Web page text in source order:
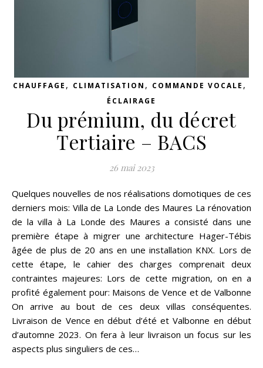
CHAUFFAGE , CLIMATISATION , COMMANDE VOCALE ,
ÉCLAIRAGE
Du prémium, du décret
Tertiaire – BACS
26 mai 2023
Quelques nouvelles de nos réalisations domotiques de ces
derniers mois: Villa de La Londe des Maures La rénovation
de la villa à La Londe des Maures a consisté dans une
première étape à migrer une architecture Hager-Tébis
âgée de plus de 20 ans en une installation KNX. Lors de
cette étape, le cahier des charges comprenait deux
contraintes majeures: Lors de cette migration, on en a
profité également pour: Maisons de Vence et de Valbonne
On arrive au bout de ces deux villas conséquentes.
Livraison de Vence en début d’été et Valbonne en début
d’automne 2023. On fera à leur livraison un focus sur les
aspects plus singuliers de ces…